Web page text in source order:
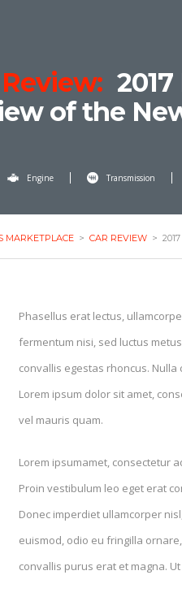
of the
Engine Transmission
MARKETPLACE > CAR REVIEW >
Phasellus erat lectus,
fermentum nisi, sed luctus
convallis egestas rhoncus.
Lorem ipsum dolor sit amet,
vel mauris quam.
Lorem ipsumamet, consectetur
Proin vestibulum leo eget erat
Donec imperdiet ullamcorper
euismod, odio eu fringilla
convallis purus erat et magna.